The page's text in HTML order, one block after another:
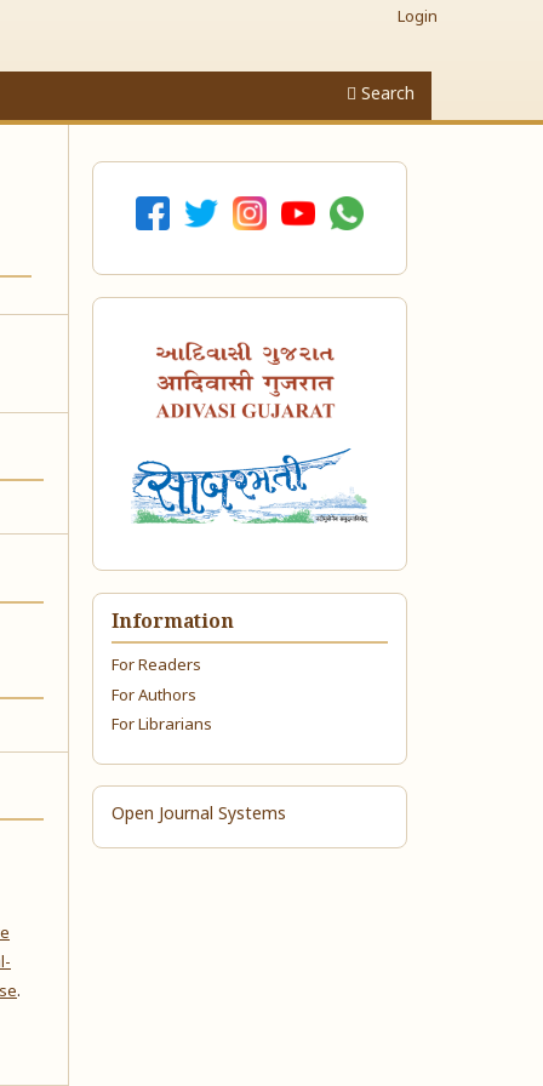
Search
Login
.
Information
For Readers
For Authors
For Librarians
Open Journal Systems